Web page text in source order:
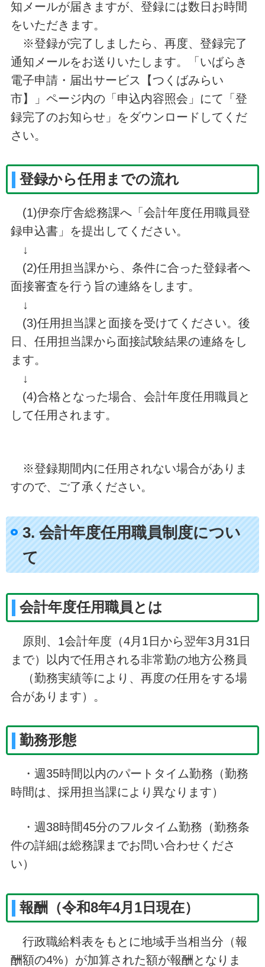
知メールが届きますが、登録には数日お時間
をいただきます。
※登録が完了しましたら、再度、登録完了
通知メールをお送りいたします。「いばらき
電子申請・届出サービス【つくばみらい
市】」ページ内の「申込内容照会」にて「登
録完了のお知らせ」をダウンロードしてくだ
さい。
登録から任用までの流れ
(1)伊奈庁舎総務課へ「会計年度任用職員登
録申込書」を提出してください。
↓
(2)任用担当課から、条件に合った登録者へ
面接審査を行う旨の連絡をします。
↓
(3)任用担当課と面接を受けてください。後
日、任用担当課から面接試験結果の連絡をし
ます。
↓
(4)合格となった場合、会計年度任用職員と
して任用されます。
※登録期間内に任用されない場合がありま
すので、ご了承ください。
3. 会計年度任用職員制度につい
て
会計年度任用職員とは
原則、1会計年度（4月1日から翌年3月31日
まで）以内で任用される非常勤の地方公務員
（勤務実績等により、再度の任用をする場
合があります）。
勤務形態
・週35時間以内のパートタイム勤務（勤務
時間は、採用担当課により異なります）
・週38時間45分のフルタイム勤務（勤務条
件の詳細は総務課までお問い合わせくださ
い）
報酬（令和8年4月1日現在）
行政職給料表をもとに地域手当相当分（報
酬額の4%）が加算された額が報酬となりま